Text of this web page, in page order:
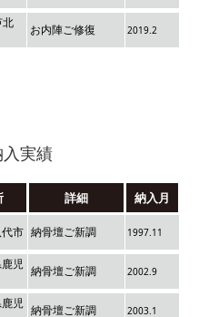
北
お内陣ご修復 2019.2
実績
詳細 納入月
市 納骨壇ご新調 1997.11
児 納骨壇ご新調 2002.9
児 納骨壇ご新調 2003.1